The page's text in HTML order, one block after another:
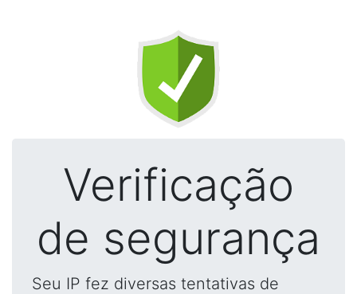
Verificação
de segurança
Seu IP fez diversas tentativas de